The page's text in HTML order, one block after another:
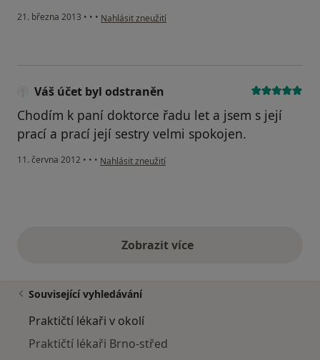
21. března 2013 • • • podle názoru uživatele Váš účet byl odstraněn
Nahlásit zneužití
Váš účet byl odstraněn
Chodím k paní doktorce řadu let a jsem s její
prací a prací její sestry velmi spokojen.
11. června 2012 • • • podle názoru uživatele Váš účet byl odstraněn
Nahlásit zneužití
Zobrazit vícevýše uvedené názory
Související vyhledávání
Praktičtí lékaři v okolí
Praktičtí lékaři Brno-střed